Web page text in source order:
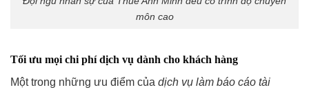
môn cao
Tối ưu mọi chi phí dịch vụ dành cho khách hàng
Một trong những ưu điểm của dịch vụ làm báo cáo tài